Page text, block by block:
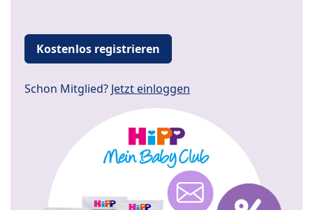
Kostenlos registrieren
Schon Mitglied? Jetzt einloggen